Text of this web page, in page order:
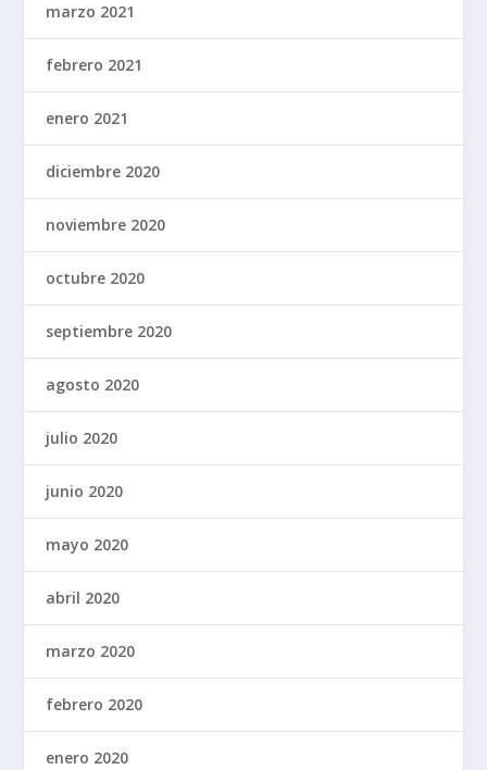
marzo 2021
febrero 2021
enero 2021
diciembre 2020
noviembre 2020
octubre 2020
septiembre 2020
agosto 2020
julio 2020
junio 2020
mayo 2020
abril 2020
marzo 2020
febrero 2020
enero 2020